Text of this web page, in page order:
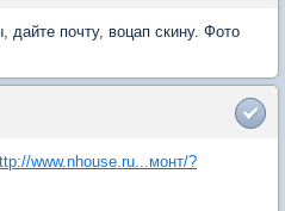
дайте почту, воцап скину. Фото
www.nhouse.ru...монт/?